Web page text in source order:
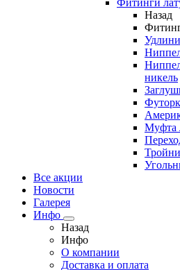
Фитинги
Назад
никель
Муфта
Все акции
Новости
Галерея
Инфо
Назад
Инфо
О компании
Доставка и оплата